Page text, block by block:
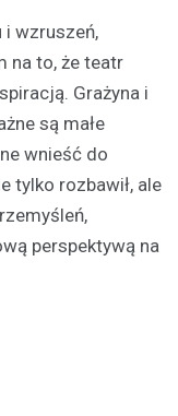
i wzruszeń,
na to, że teatr
Grażyna i
są małe
wnieść do
tylko rozbawił, ale
perspektywą na